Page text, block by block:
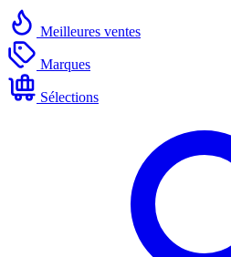
Meilleures ventes
Marques
Sélections